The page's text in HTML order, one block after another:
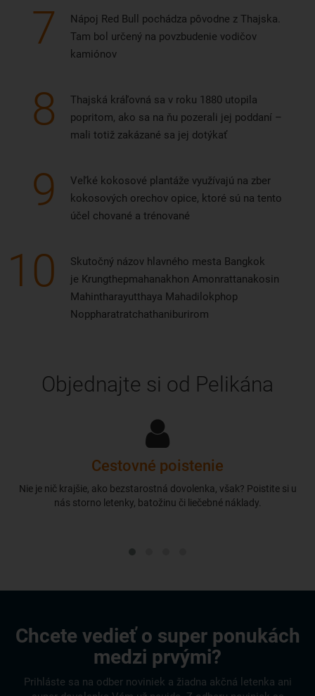
7
Nápoj Red Bull pochádza pôvodne z Thajska.
Tam bol určený na povzbudenie vodičov
kamiónov
8
Thajská kráľovná sa v roku 1880 utopila
popritom, ako sa na ňu pozerali jej poddaní –
mali totiž zakázané sa jej dotýkať
9
Veľké kokosové plantáže využívajú na zber
kokosových orechov opice, ktoré sú na tento
účel chované a trénované
10
Skutočný názov hlavného mesta Bangkok
je Krungthepmahanakhon Amonrattanakosin
Mahintharayutthaya Mahadilokphop
Noppharatratchathaniburirom
Objednajte si od Pelikána
Cestovné poistenie
Nie je nič krajšie, ako bezstarostná dovolenka, však? Poistite si u
nás storno letenky, batožinu či liečebné náklady.
Chcete vedieť o super ponukách
medzi prvými?
Prihláste sa na odber noviniek a žiadna akčná letenka ani